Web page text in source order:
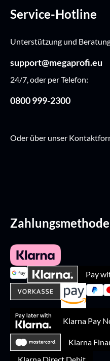
Service-Hotline
Unterstützung und
support@megaprofi.eu
24/7, oder per Telefon:
0800 999-2300
Oder über unser
Pay
Klarna Pay
Klarna